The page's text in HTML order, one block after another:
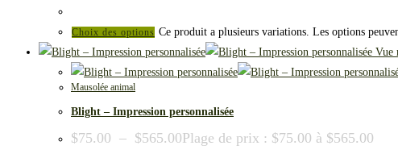
Choix des options Ce produit a plusieurs variations. Les options
Vue
Mausolée animal
Blight – Impression personnalisée
$75.00 – $565.00Plage de prix : $75.00 à $565.00